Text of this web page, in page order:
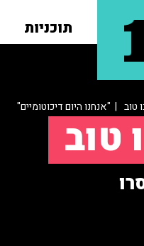
תוכניות
טוב | "אנחנו היום דיכוטומיים"
טוב